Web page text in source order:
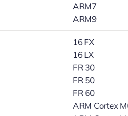
ARM7
ARM9
16 FX
16 LX
FR 30
FR 50
FR 60
ARM Cortex